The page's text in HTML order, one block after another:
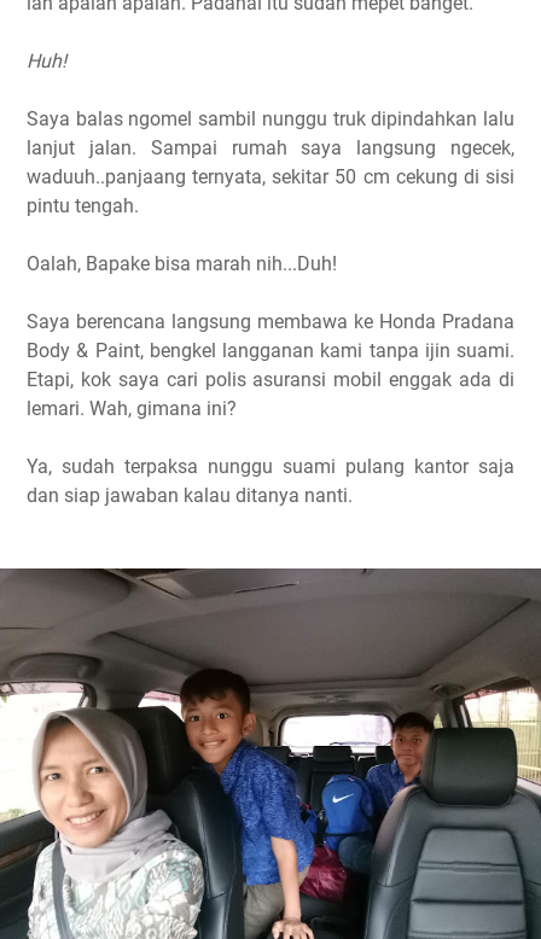
Huh!
Saya balas ngomel sambil nunggu truk dipindahkan lalu
lanjut jalan. Sampai rumah saya langsung ngecek,
waduuh..panjaang ternyata, sekitar 50 cm cekung di sisi
pintu tengah.
Oalah, Bapake bisa marah nih...Duh!
Saya berencana langsung membawa ke Honda Pradana
Body & Paint, bengkel langganan kami tanpa ijin suami.
Etapi, kok saya cari polis asuransi mobil enggak ada di
lemari. Wah, gimana ini?
Ya, sudah terpaksa nunggu suami pulang kantor saja
dan siap jawaban kalau ditanya nanti.